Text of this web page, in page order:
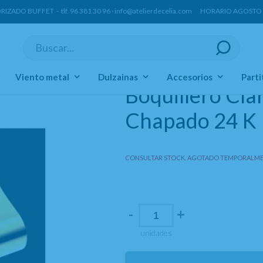
BUFFET - tlf. 96 381 30 96 · info@atelierdecelia.com HORARIO AGOSTO
Viento metal Dulzainas Accesorios
Boquillero
Chapado 24 K
CONSULTAR STOCK. AGOTADO
-
unidades
+